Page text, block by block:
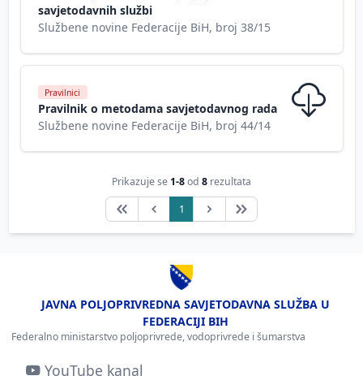
savjetodavnih službi
Službene novine Federacije BiH, broj 38/15
Pravilnici
Pravilnik o metodama savjetodavnog rada
Službene novine Federacije BiH, broj 44/14
Prikazuje se 1-8od 8 rezultata
1
JAVNA POLJOPRIVREDNA SAVJETODAVNA SLUŽBA U
FEDERACIJI BIH
Federalno ministarstvo poljoprivrede, vodoprivrede i šumarstva
YouTube kanal